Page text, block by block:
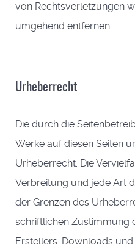
von Rechtsverletzungen
umgehend entfernen.
Urheberrecht
Die durch die
Werke auf diesen Seiten
Urheberrecht. Die
Verbreitung und jede Art
der Grenzen des
schriftlichen Zustimmung
Erstellers. Downloads